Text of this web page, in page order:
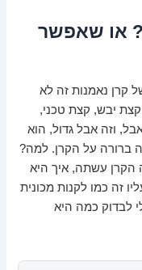
או שאפשר
קרן נאמנות זה לא
קצת יבש, קצת טכני,
וזה אבל גדול, הוא
ברורה על הקרן. למה?
עשתה, איך היא
זה כמו לקנות מכונית
לבדוק כמה היא